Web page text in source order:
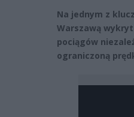
Na jednym z
Warszawą
pociągów
ograniczoną